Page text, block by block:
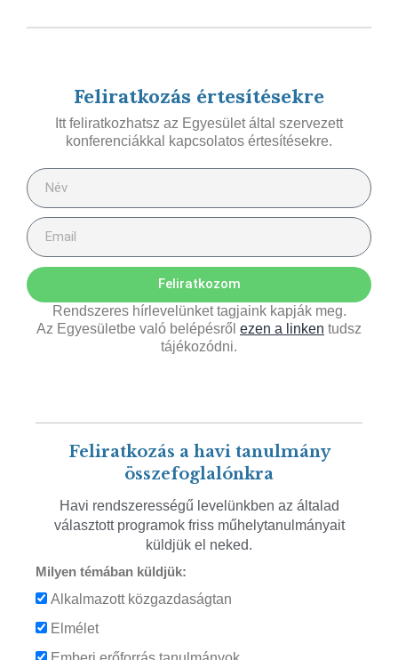
Feliratkozás értesítésekre
Itt feliratkozhatsz az Egyesület által szervezett
konferenciákkal kapcsolatos értesítésekre.
Feliratkozom
Rendszeres hírlevelünket tagjaink kapják meg.
Az Egyesületbe való belépésről ezen a linken tudsz
tájékozódni.
Feliratkozás a havi tanulmány
összefoglalónkra
Havi rendszerességű levelünkben az általad
választott programok friss műhelytanulmányait
küldjük el neked.
Milyen témában küldjük:
Alkalmazott közgazdaságtan
Elmélet